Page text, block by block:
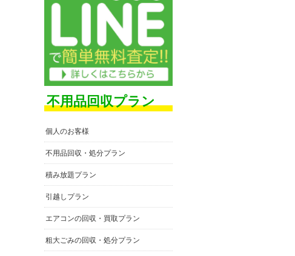
不用品回収プラン
個人のお客様
不用品回収・処分プラン
積み放題プラン
引越しプラン
エアコンの回収・買取プラン
粗大ごみの回収・処分プラン